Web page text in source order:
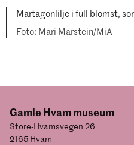
Martagonlilje i full blomst,
Mari Marstein/MiA
Gamle Hvam museum
Store-Hvamsvegen 26
2165 Hvam